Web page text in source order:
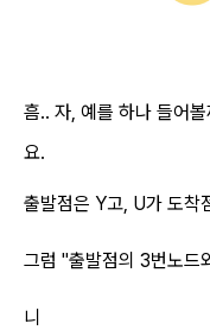
흠.. 자, 예를 하나 들어
요.
출발점은 Y고, U가 도착
그럼 "출발점의 3번노드
니